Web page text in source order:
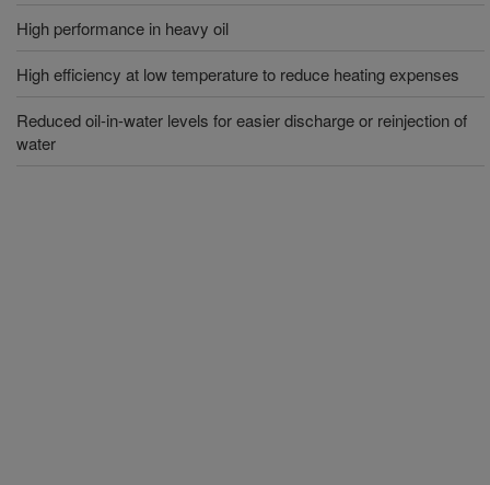
High performance in heavy oil
High efficiency at low temperature to reduce heating expenses
Reduced oil-in-water levels for easier discharge or reinjection of
water